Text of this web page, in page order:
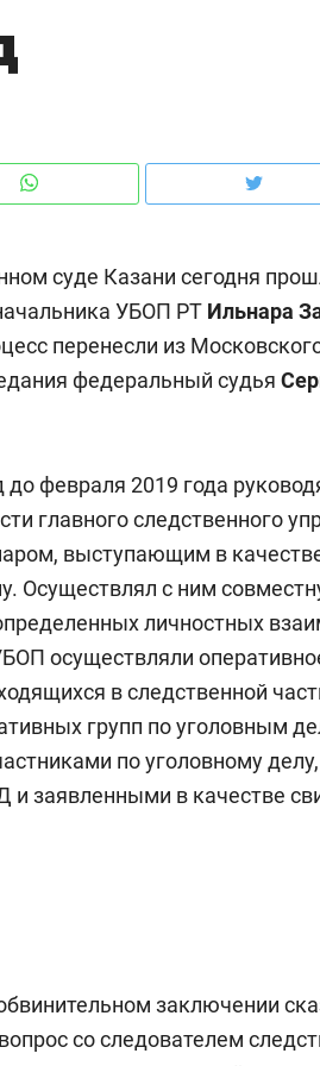
суде Казани сегодня
УБОП РТ Ильнара
перенесли из
федеральный судья
до февраля 2019 года
главного следственного
выступающим в
Осуществлял с ним
личностных
осуществляли
в следственной
групп по уголовным
по уголовному
заявленными в качестве
заключении
со следователем
гаджета и научить его
самостоятельности за
дней